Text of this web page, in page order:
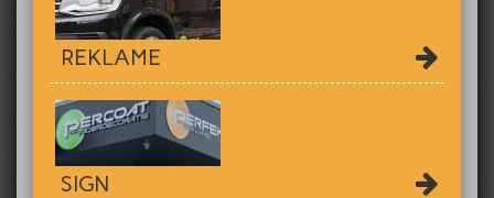
REKLAME
SIGN